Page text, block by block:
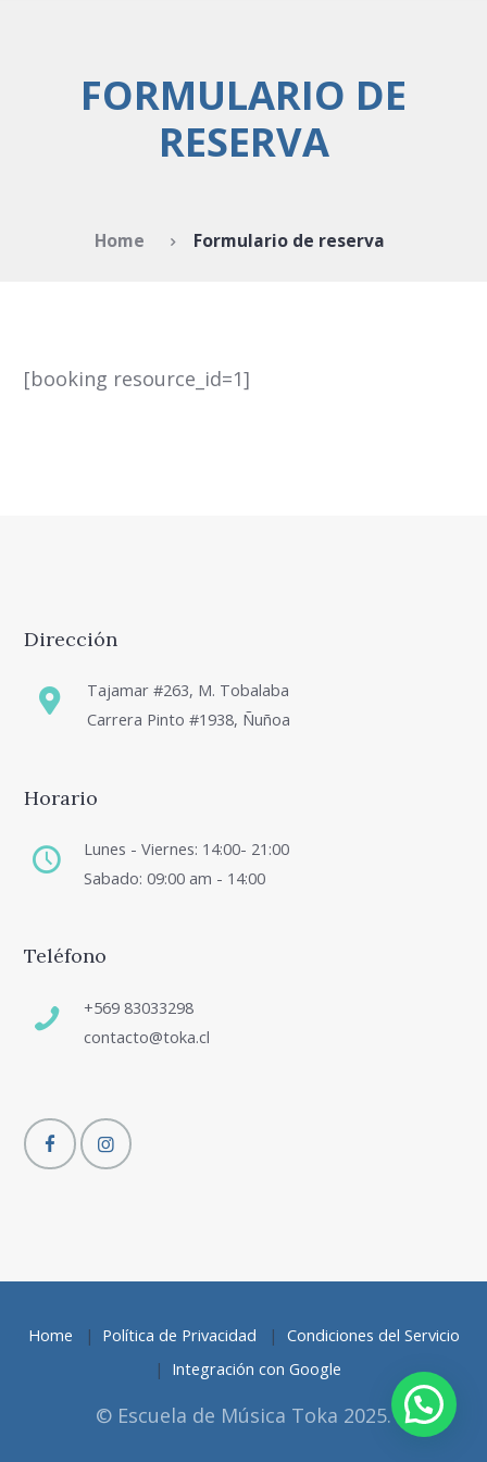
FORMULARIO DE
RESERVA
Home Formulario de reserva
[booking resource_id=1]
Dirección
Tajamar #263, M. Tobalaba
Carrera Pinto #1938, Ñuñoa
Horario
Lunes - Viernes: 14:00- 21:00
Sabado: 09:00 am - 14:00
Teléfono
+569 83033298
contacto@toka.cl
Home Política de Privacidad
Condiciones del Servicio
Integración con Google
© Escuela de Música Toka 2025.